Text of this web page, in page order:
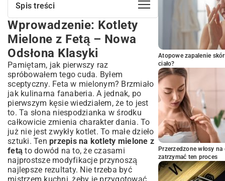
Spis treści
Wprowadzenie: Kotlety Mielone z Fetą –
Nowa Odsłona Klasyki
Sekret Smaku: Wybór Składników do
Idealnych Kotletów
Jaką Mieloną Wołowinę Wybrać?
Feta – Grecki Akcent w Twojej Kuchni
Niezbędne Dodatki i Przyprawy
Krok po Kroku: Przygotowanie Kotletów
Mielonych z Fetą
Mieszanie Składników – Klucz do
Konsystencji
Formowanie i Smażenie – Osiągnij Złotą
Chrupkość
Alternatywne Metody Przygotowania
Kotletów
Wprowadzenie: Kotlety
Mielone z Fetą – Nowa
Odsłona Klasyki
Pamiętam, jak pierwszy raz
spróbowałem tego cuda. Byłem
sceptyczny. Feta w mielonym? Brzmiało
jak kulinarna fanaberia. A jednak, po
pierwszym kęsie wiedziałem, że to jest
to. Ta słona niespodzianka w środku
całkowicie zmienia charakter dania. To
już nie jest zwykły kotlet. To małe dzieło
sztuki. Ten przepis na kotlety mielone z
fetą to dowód na to, że czasami
najprostsze modyfikacje przynoszą
najlepsze rezultaty. Nie trzeba być
Atopowe zapalenie
ciało?
Przerzedzone włosy
zatrzymać ten proces